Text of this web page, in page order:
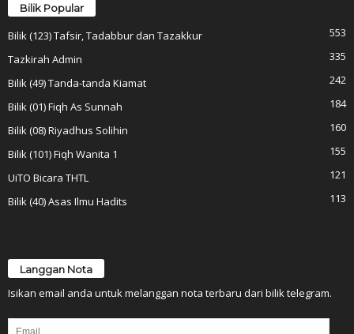
Bilik Popular
Bilik (123) Tafsir, Tadabbur dan Tazakkur
553
Tazkirah Admin
335
Bilik (49) Tanda-tanda Kiamat
242
Bilik (01) Fiqh As Sunnah
184
Bilik (08) Riyadhus Solihin
160
Bilik (101) Fiqh Wanita 1
155
UiTO Bicara THTL
121
Bilik (40) Asas Ilmu Hadits
113
Langgan Nota
Isikan email anda untuk melanggan nota terbaru dari bilik telegram.
Email